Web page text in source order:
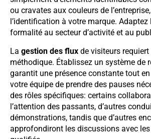
ou cravates aux couleurs de
l’identification à votre marque. Adaptez
formalité au secteur d’activité et au
La gestion des flux de visiteurs
méthodique. Établissez un système de
garantit une présence constante tout
votre équipe de prendre des pauses
des rôles spécifiques: certains
l’attention des passants, d’autres
démonstrations, tandis que d’autres
approfondiront les discussions avec